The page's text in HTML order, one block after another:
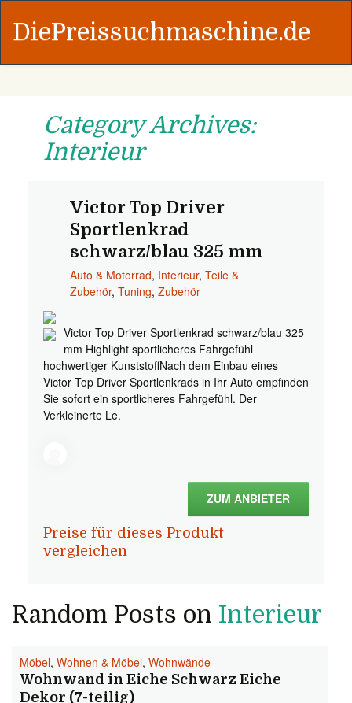
DiePreissuchmaschine.de
Category Archives:
Interieur
Victor Top Driver
Sportlenkrad
schwarz/blau 325 mm
Auto & Motorrad, Interieur, Teile &
Zubehör, Tuning, Zubehör
Victor Top Driver Sportlenkrad schwarz/blau 325
mm Highlight sportlicheres Fahrgefühl
hochwertiger KunststoffNach dem Einbau eines
Victor Top Driver Sportlenkrads in Ihr Auto empfinden
Sie sofort ein sportlicheres Fahrgefühl. Der
Verkleinerte Le.
ZUM ANBIETER
Preise für dieses Produkt
vergleichen
Random Posts on Interieur
Möbel, Wohnen & Möbel, Wohnwände
Wohnwand in Eiche Schwarz Eiche
Dekor (7-teilig)